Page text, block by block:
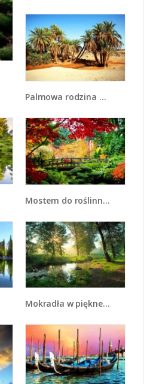
Palmowa rodzina w komplecie - KN809
Mostem do roślinnego raju - KN782
Mokradła w pięknej zieleni - KN1224A